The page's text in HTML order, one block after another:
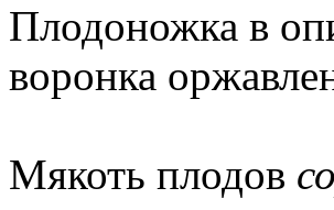
Плодоножка в
воронка
Мякоть плодов